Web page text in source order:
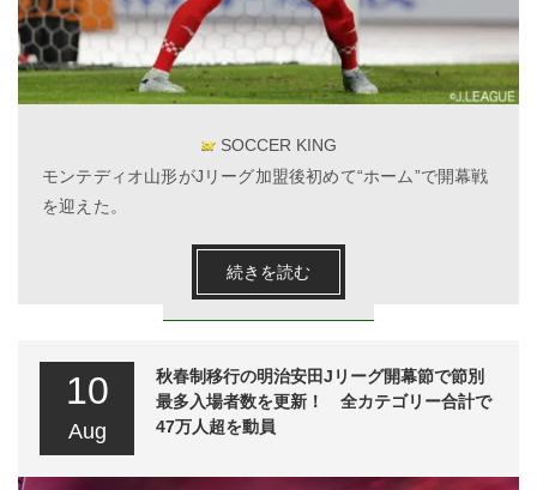
SOCCER KING
モンテディオ山形がJリーグ加盟後初めて“ホーム”で開幕戦
を迎えた。
続きを読む
10
Aug
秋春制移行の明治安田Jリーグ開幕節で節別
最多入場者数を更新！ 全カテゴリー合計で
47万人超を動員